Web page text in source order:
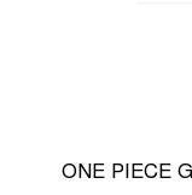
ONE PIECE